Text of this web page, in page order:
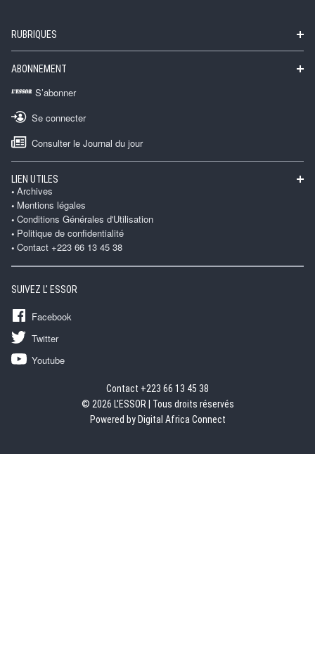
RUBRIQUES
ABONNEMENT
S’abonner
Se connecter
Consulter le Journal du jour
LIEN UTILES
Archives
Mentions légales
Conditions Générales d'Utilisation
Politique de confidentialité
Contact +223 66 13 45 38
SUIVEZ L' ESSOR
Facebook
Twitter
Youtube
Contact +223 66 13 45 38
© 2026 L'ESSOR | Tous droits réservés
Powered by Digital Africa Connect